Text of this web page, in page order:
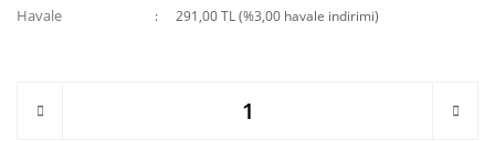
Havale 291,00 TL (%3,00 havale indirimi)